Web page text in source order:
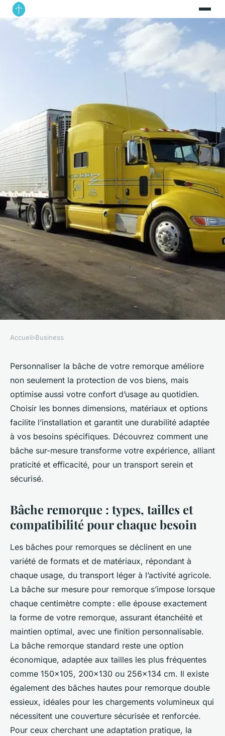
Bâche remorque : la
personnalisation au service de
votre confort
clarice• 20 juin 2025• 7 min de lecture
Accueil›Business
Personnaliser la bâche de votre remorque améliore
non seulement la protection de vos biens, mais
optimise aussi votre confort d’usage au quotidien.
Choisir les bonnes dimensions, matériaux et options
facilite l’installation et garantit une durabilité adaptée
à vos besoins spécifiques. Découvrez comment une
bâche sur-mesure transforme votre expérience, alliant
praticité et efficacité, pour un transport serein et
sécurisé.
Bâche remorque : types, tailles et
compatibilité pour chaque besoin
Les bâches pour remorques se déclinent en une
variété de formats et de matériaux, répondant à
chaque usage, du transport léger à l’activité agricole.
La bâche sur mesure pour remorque s’impose lorsque
chaque centimètre compte : elle épouse exactement
la forme de votre remorque, assurant étanchéité et
maintien optimal, avec une finition personnalisable.
La bâche remorque standard reste une option
économique, adaptée aux tailles les plus fréquentes
comme 150x105, 200x130 ou 256x134 cm. Il existe
également des bâches hautes pour remorque double
essieux, idéales pour les chargements volumineux qui
nécessitent une couverture sécurisée et renforcée.
Pour ceux cherchant une adaptation pratique, la